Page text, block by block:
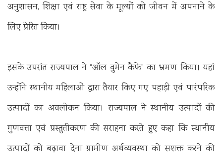
अनुशासन, शिक्षा एवं राष्ट्र सेवा के मूल्यों को जीवन में अपनाने के
लिए प्रेरित किया।
इसके उपरांत राज्यपाल ने “ऑल वुमेन कैफे” का भ्रमण किया। यहां
उन्होंने स्थानीय महिलाओं द्वारा तैयार किए गए पहाड़ी एवं पारंपरिक
उत्पादों का अवलोकन किया। राज्यपाल ने स्थानीय उत्पादों की
गुणवत्ता एवं प्रस्तुतीकरण की सराहना करते हुए कहा कि स्थानीय
उत्पादों को बढ़ावा देना ग्रामीण अर्थव्यवस्था को सशक्त करने की